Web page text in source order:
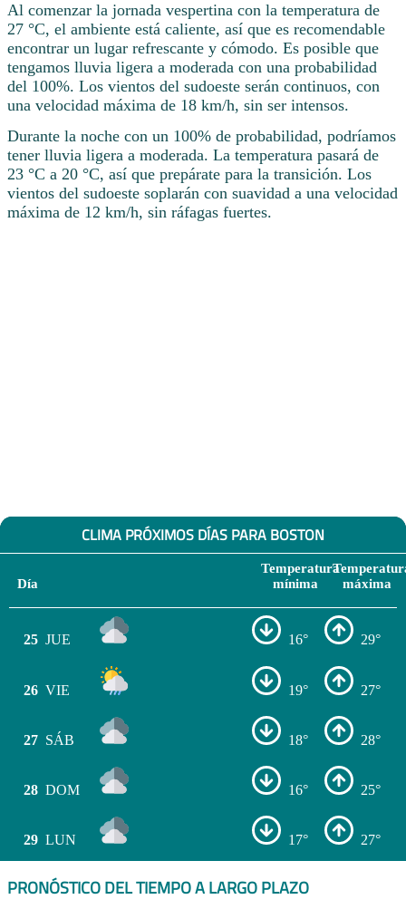
Al comenzar la jornada vespertina con la temperatura de
27 °C, el ambiente está caliente, así que es recomendable
encontrar un lugar refrescante y cómodo. Es posible que
tengamos lluvia ligera a moderada con una probabilidad
del 100%. Los vientos del sudoeste serán continuos, con
una velocidad máxima de 18 km/h, sin ser intensos.
Durante la noche con un 100% de probabilidad, podríamos
tener lluvia ligera a moderada. La temperatura pasará de
23 °C a 20 °C, así que prepárate para la transición. Los
vientos del sudoeste soplarán con suavidad a una velocidad
máxima de 12 km/h, sin ráfagas fuertes.
CLIMA PRÓXIMOS DÍAS PARA BOSTON
Día
Temperatura
mínima
máxima
25 JUE 16° 29°
26 VIE 19° 27°
27 SÁB 18° 28°
28 DOM 16° 25°
29 LUN 17° 27°
PRONÓSTICO DEL TIEMPO A LARGO PLAZO